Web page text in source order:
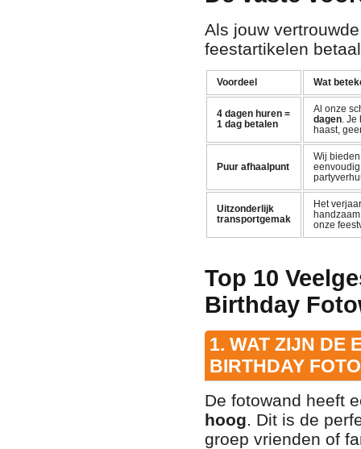
Als jouw
feestartikelen
Voordeel Wat
4 dagen huren =
1 dag betalen
Al onze
dagen. Je
haast,
Puur afhaalpunt
Wij
Uitzonderlijk
transportgemak
Het
onze
Top 10
Birthday
1. WAT ZIJN DE
BIRTHDAY
De fotowand heeft
hoog. Dit is de
groep vrienden of